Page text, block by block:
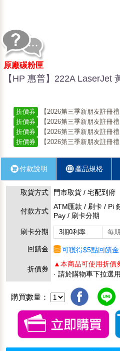
原廠碳粉匣
【HP 惠普】222A LaserJet
折價券
【2026第三季新朋友註冊
折價券
【2026第三季新朋友註冊
折價券
【2026第三季新朋友註冊
折價券
【2026第三季新朋友註冊
付款說明 產品規格
取貨方式 門市取貨 / 宅配到府
付款方式
ATM匯款 / 刷卡 / Pi
Pay / 刷卡分期
刷卡分期
3期0利率 每期
回饋金 可獲得$5點回饋金
折價券
▲本商品可使用折價
· 請於購物車下拉選用
購買數量：